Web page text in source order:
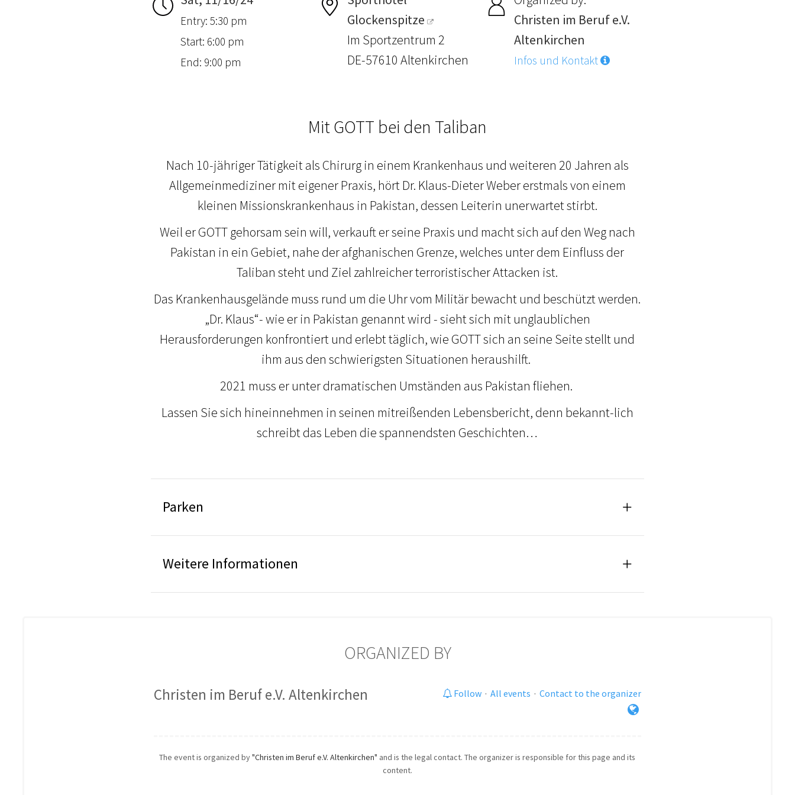
Entry: 5:30 pm
Start: 6:00 pm
End: 9:00 pm
Glockenspitze
Im Sportzentrum 2
DE-57610 Altenkirchen
Christen im Beruf e.V.
Altenkirchen
Infos und Kontakt
Mit GOTT bei den Taliban
Nach 10-jähriger Tätigkeit als Chirurg in einem Krankenhaus und weiteren 20 Jahren als
Allgemeinmediziner mit eigener Praxis, hört Dr. Klaus-Dieter Weber erstmals von einem
kleinen Missionskrankenhaus in Pakistan, dessen Leiterin unerwartet stirbt.
Weil er GOTT gehorsam sein will, verkauft er seine Praxis und macht sich auf den Weg nach
Pakistan in ein Gebiet, nahe der afghanischen Grenze, welches unter dem Einfluss der
Taliban steht und Ziel zahlreicher terroristischer Attacken ist.
Das Krankenhausgelände muss rund um die Uhr vom Militär bewacht und beschützt werden.
„Dr. Klaus“- wie er in Pakistan genannt wird - sieht sich mit unglaublichen
Herausforderungen konfrontiert und erlebt täglich, wie GOTT sich an seine Seite stellt und
ihm aus den schwierigsten Situationen heraushilft.
2021 muss er unter dramatischen Umständen aus Pakistan fliehen.
Lassen Sie sich hineinnehmen in seinen mitreißenden Lebensbericht, denn bekannt-lich
schreibt das Leben die spannendsten Geschichten…
Parken
Weitere Informationen
ORGANIZED BY
Christen im Beruf e.V. Altenkirchen Follow· All events · Contact to the organizer
The event is organized by"Christen im Beruf e.V. Altenkirchen" and is the legal contact. The organizer is responsible for this page and its
content.